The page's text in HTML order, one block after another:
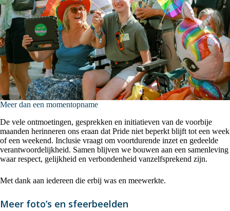
Meer dan een momentopname
De vele ontmoetingen, gesprekken en initiatieven van de voorbije
maanden herinneren ons eraan dat Pride niet beperkt blijft tot een week
of een weekend. Inclusie vraagt om voortdurende inzet en gedeelde
verantwoordelijkheid. Samen blijven we bouwen aan een samenleving
waar respect, gelijkheid en verbondenheid vanzelfsprekend zijn.
Met dank aan iedereen die erbij was en meewerkte.
Meer foto’s en sfeerbeelden